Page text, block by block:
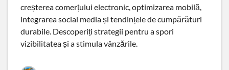
creșterea comerțului electronic, optimizarea mobilă,
integrarea social media și tendințele de cumpărături
durabile. Descoperiți strategii pentru a spori
vizibilitatea și a stimula vânzările.